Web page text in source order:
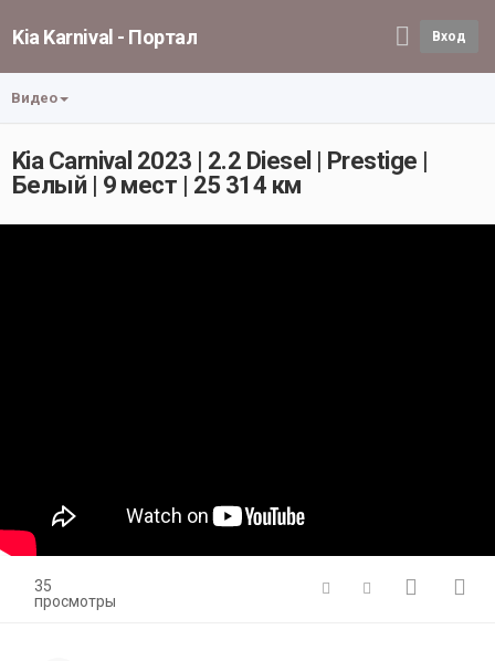
Kia Karnival - Портал Вход
Видео
Kia Carnival 2023 | 2.2 Diesel | Prestige |
Белый | 9 мест | 25 314 км
35
просмотры